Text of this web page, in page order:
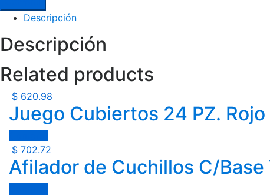
Descripción
Descripción
Related products
$ 620.98
Juego Cubiertos 24 PZ. Rojo
$ 702.72
Afilador de Cuchillos C/Base